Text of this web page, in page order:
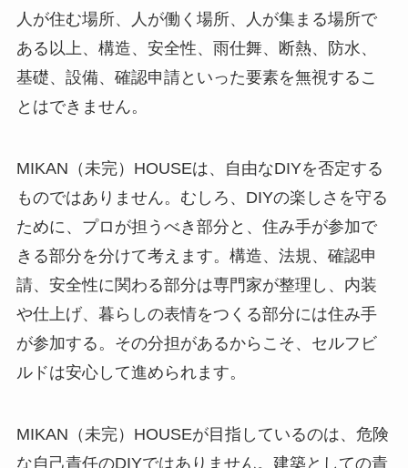
人が住む場所、人が働く場所、人が集まる場所で
ある以上、構造、安全性、雨仕舞、断熱、防水、
基礎、設備、確認申請といった要素を無視するこ
とはできません。
MIKAN（未完）HOUSEは、自由なDIYを否定する
ものではありません。むしろ、DIYの楽しさを守る
ために、プロが担うべき部分と、住み手が参加で
きる部分を分けて考えます。構造、法規、確認申
請、安全性に関わる部分は専門家が整理し、内装
や仕上げ、暮らしの表情をつくる部分には住み手
が参加する。その分担があるからこそ、セルフビ
ルドは安心して進められます。
MIKAN（未完）HOUSEが目指しているのは、危険
な自己責任のDIYではありません。建築としての責